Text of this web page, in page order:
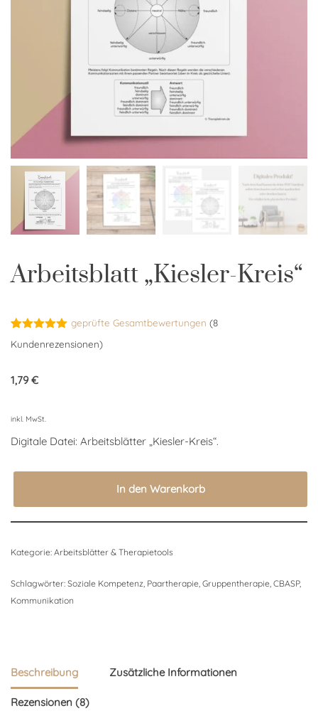
Arbeitsblatt „Kiesler-Kreis“
Bewertet
mit5.00
auf
8
geprüfte Gesamtbewertungen (8
Kundenrezensionen)
1,79€
inkl. MwSt.
Digitale Datei: Arbeitsblätter „Kiesler-Kreis“.
In den Warenkorb
Kategorie: Arbeitsblätter & Therapietools
Schlagwörter: Soziale Kompetenz Paartherapie Gruppentherapie CBASP,
Kommunikation
Beschreibung Zusätzliche Informationen
Rezensionen (8)